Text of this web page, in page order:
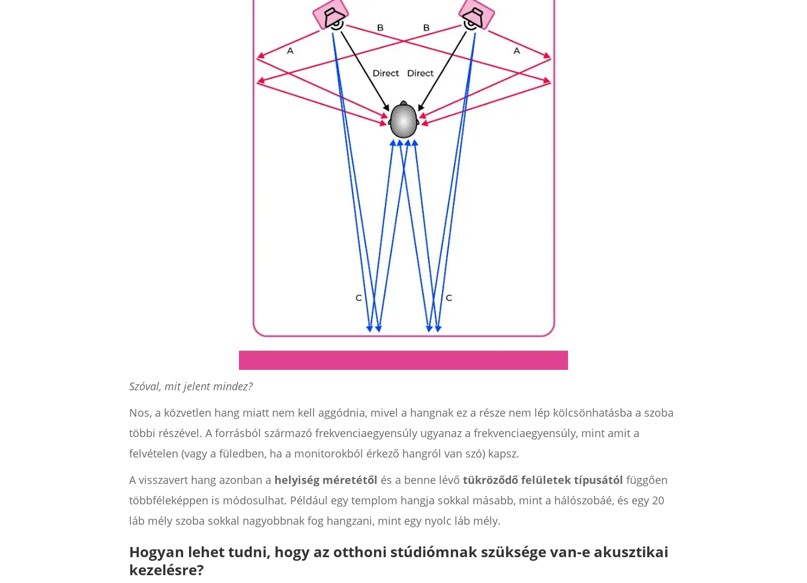
Szóval, mit jelent mindez?
Nos, a közvetlen hang miatt nem kell aggódnia, mivel a hangnak ez a része nem lép kölcsönhatásba a szoba
többi részével. A forrásból származó frekvenciaegyensúly ugyanaz a frekvenciaegyensúly, mint amit a
felvételen (vagy a füledben, ha a monitorokból érkező hangról van szó) kapsz.
A visszavert hang azonban a helyiség méretétől és a benne lévőtükröződő felületek típusától függően
többféleképpen is módosulhat. Például egy templom hangja sokkal másabb, mint a hálószobáé, és egy 20
láb mély szoba sokkal nagyobbnak fog hangzani, mint egy nyolc láb mély.
Hogyan lehet tudni, hogy az otthoni stúdiómnak szüksége van-e akusztikai
kezelésre?